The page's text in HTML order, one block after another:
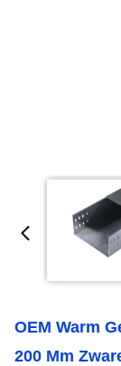
OEM Warm
200 Mm